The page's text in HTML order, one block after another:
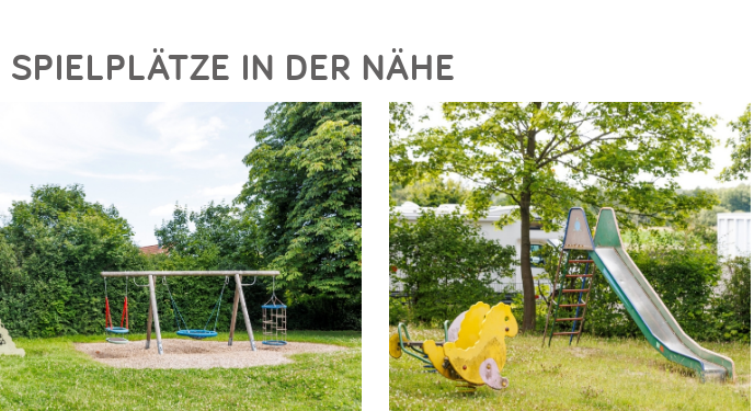
SPIELPLÄTZE IN DER NÄHE